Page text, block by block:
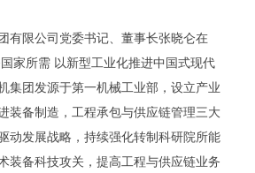
有限公司党委书记、董事长张晓仑在
国家所需 以新型工业化推进中国式现代
集团发源于第一机械工业部，设立产业
装备制造，工程承包与供应链管理三大
动发展战略，持续强化转制科研院所能
装备科技攻关，提高工程与供应链业务